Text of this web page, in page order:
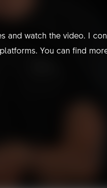
and watch the video. I
You can find